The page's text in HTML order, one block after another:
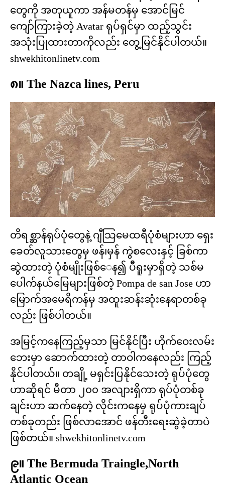
တွေကို အတုယူကာ အန်မတန်မှ အောင်မြင်
ကျော်ကြားခဲ့တဲ့ Avatar ရုပ်ရှင်မှာ ထည့်သွင်း
အသုံးပြုထားတာကိုလည်း တွေ့မြင်နိုင်ပါတယ်။
shwekhitonlinetv.com
၈။ The Nazca lines, Peru
တိရစ္ဆာန်ရုပ်ပုံတွေနဲ့ ဂျီသြမေထရီပုံစံများဟာ ရှေး
ခေတ်လူသားတွေမှ ဖန်၊မှန် ကွဲစလေးနှင့် ခြစ်ကာ
ဆွဲထားတဲ့ ပုံစံမျိုးဖြစ်​​ေန၍ ပိီရူးမှာရှိတဲ့ သစ်မ
ပေါက်နယ်မြေများဖြစ်တဲ့ Pompa de san Jose ဟာ
မြောက်အမေရိကန်မှ အထူးဆန်းဆုံးနေရာတစ်ခု
လည်း ဖြစ်ပါတယ်။
အမြင့်ကနေကြည့်မှသာ မြင်နိုင်ပြီး ဟိုက်ဝေးလမ်း
ဘေးမှာ ဆောက်ထားတဲ့ တာဝါကနေလည်း ကြည့်
နိုင်ပါတယ်။ တချို့ မရှင်းပြနိုင်သေးတဲ့ ရုပ်ပုံတွေ
ဟာဆိုရင် မီတာ ၂၀၀ အလျားရှိကာ ရုပ်ပုံတစ်ခု
ချင်းဟာ ဆက်နေတဲ့ လိုင်းကနေမှ ရုပ်ပုံကားချပ်
တစ်ခုတည်း ဖြစ်လာအောင် ဖန်တီးရေးဆွဲခဲ့တာပဲ
ဖြစ်တယ်။ shwekhitonlinetv.com
၉။ The Bermuda Traingle,North
Atlantic Ocean